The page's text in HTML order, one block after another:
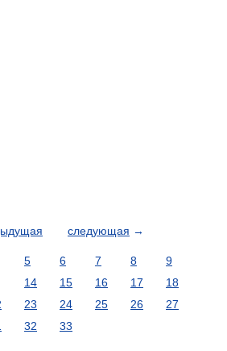
следующая →
5 6 7 8
9
14 15 16 17
18
23 24 25 26
27
32 33